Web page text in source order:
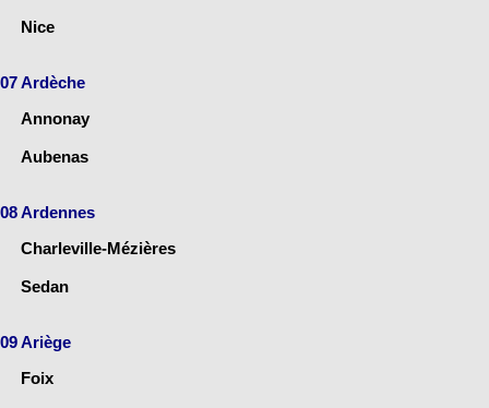
Nice
07 Ardèche
Annonay
Aubenas
08 Ardennes
Charleville-Mézières
Sedan
09 Ariège
Foix